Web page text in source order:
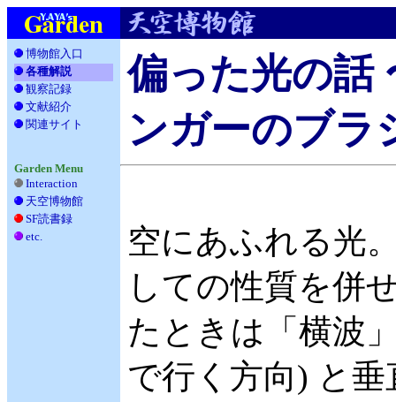
博物館入口
各種解説
観察記録
文献紹介
関連サイト
Garden Menu
Interaction
天空博物館
SF読書録
etc.
偏った光の話
ンガーのブラ
空にあふれる光
しての性質を併
たときは「横波
で行く方向) と